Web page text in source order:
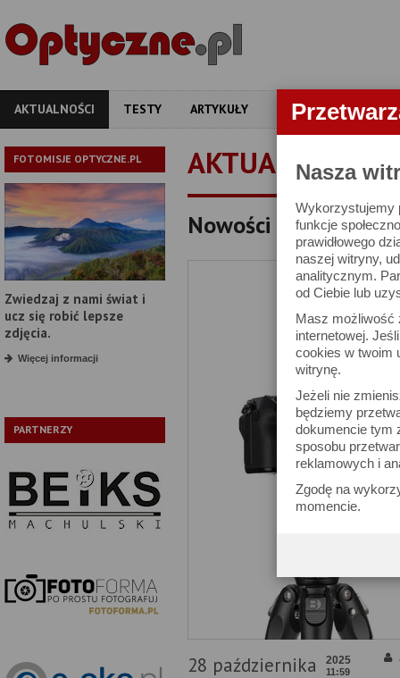
Nasza
Wykorzystujemy
funkcje
prawidłowego
naszej witryny,
analitycznym.
od Ciebie lub
Masz możliwość
internetowej.
cookies w twoim
witrynę.
Jeżeli nie
będziemy
dokumencie tym
sposobu
reklamowych i
Zgodę na
momencie.
AKTUALNOŚCI TESTY ARTYKUŁY APARATY
FOTOMISJE OPTYCZNE.PL
Zwiedzaj z nami świat i
ucz się robić lepsze
zdjęcia.
Więcej informacji
PARTNERZY
AKTUALNOŚCI
Nowości Benro
28 października 2025
11:59